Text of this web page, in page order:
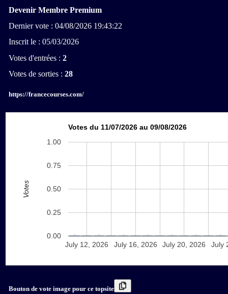
Devenir Membre Premium
Dernier vote : 04/08/2026 19:43:22
Inscrit le : 05/03/2026
Votes d'entrées : 2
Votes de sorties : 28
https://francecourses.com/
Votes du 11/07/2026 au 09/08/2026
July 12, 2026 July 16, 2026 July 20, 2026 July
0.00
0.25
0.50
0.75
1.00
Votes
Bouton de vote image pour ce topsite